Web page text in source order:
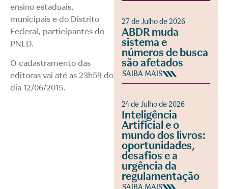
ensino estaduais,
municipais e do Distrito
Federal, participantes do
PNLD.
O cadastramento das
editoras vai até as 23h59 do
dia 12/06/2015.
27 de Julho de 2026
ABDR muda
sistema e
números de busca
são afetados
SAIBA MAIS
24 de Julho de 2026
Inteligência
Artificial e o
mundo dos livros:
oportunidades,
desafios e a
urgência da
regulamentação
SAIBA MAIS